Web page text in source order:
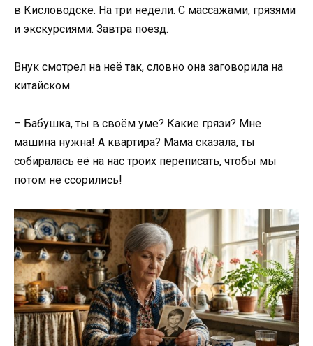
в Кисловодске. На три недели. С массажами, грязями
и экскурсиями. Завтра поезд.
Внук смотрел на неё так, словно она заговорила на
китайском.
– Бабушка, ты в своём уме? Какие грязи? Мне
машина нужна! А квартира? Мама сказала, ты
собиралась её на нас троих переписать, чтобы мы
потом не ссорились!